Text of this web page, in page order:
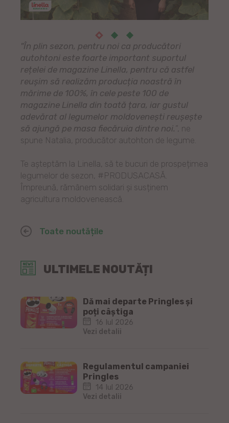
ULTIMELE NOUTĂȚI
Dă mai departe Pringles și
poți câștiga
16 Iul 2026
Vezi detalii
Regulamentul campaniei
Pringles
14 Iul 2026
Vezi detalii
"În plin sezon, pentru noi ca producători
autohtoni este foarte important suportul
rețelei de magazine Linella, pentru că astfel
reușim să realizăm producția noastră în
mărime de 100%, în cele peste 100 de
magazine Linella din toată țara, iar gustul
adevărat al legumelor moldovenești reușește
să ajungă pe masa fiecăruia dintre noi. ”, ne
spune Natalia, producător autohton de legume.
Te așteptăm la Linella, să te bucuri de prospețimea
legumelor de sezon, #PRODUSACASĂ.
Împreună, rămânem solidari și susținem
agricultura moldovenească.
Toate noutățile